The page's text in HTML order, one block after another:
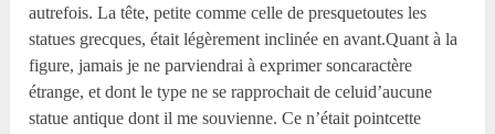
autrefois. La tête, petite comme celle de presquetoutes les
statues grecques, était légèrement inclinée en avant.Quant à la
figure, jamais je ne parviendrai à exprimer soncaractère
étrange, et dont le type ne se rapprochait de celuid’aucune
statue antique dont il me souvienne. Ce n’était pointcette